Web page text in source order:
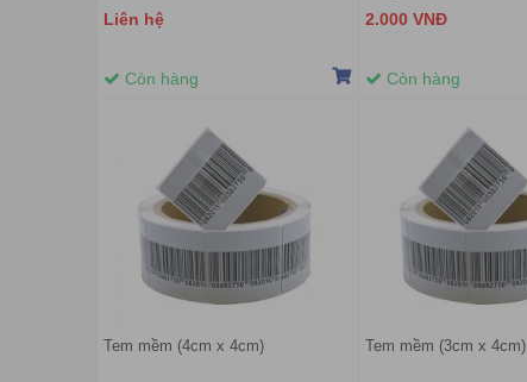
Liên hệ
Còn hàng
2.000 VNĐ
Còn hàng
Tem mềm (4cm x 4cm) Tem mềm (3cm x 4cm)